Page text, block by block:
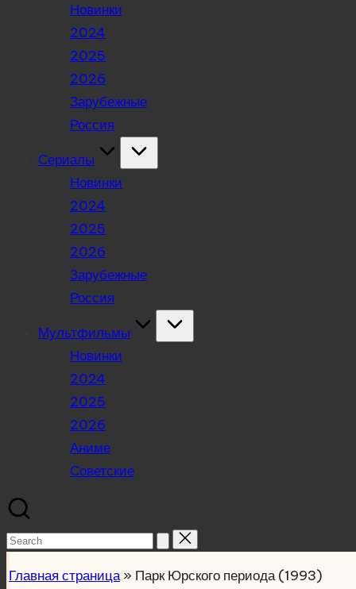
Новинки
2024
2025
2026
Зарубежные
Россия
Сериалы
Новинки
2024
2025
2026
Зарубежные
Россия
Мультфильмы
Новинки
2024
2025
2026
Аниме
Советские
Search
Главная страница» Парк Юрского периода (1993)